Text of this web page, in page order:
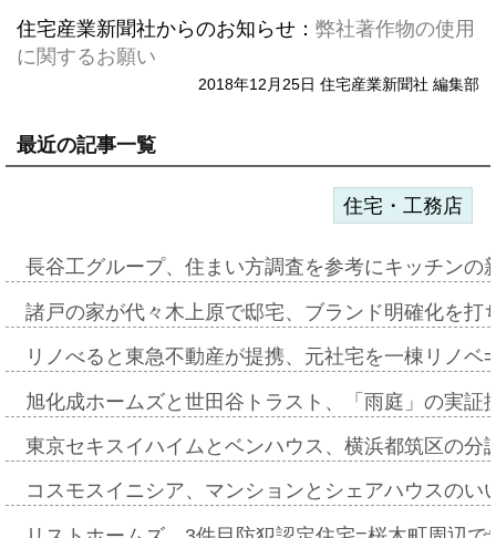
住宅産業新聞社からのお知らせ： 弊社著作物の使用
に関するお願い
2018年12月25日 住宅産業新聞社 編集部
最近の記事一覧
住宅・工務店
長谷工グループ、住まい方調査を参考にキッチン
諸戸の家が代々木上原で邸宅、ブランド明確化を
リノべると東急不動産が提携、元社宅を一棟リノ
旭化成ホームズと世田谷トラスト、「雨庭」の実
東京セキスイハイムとベンハウス、横浜都筑区の
コスモスイニシア、マンションとシェアハウスの